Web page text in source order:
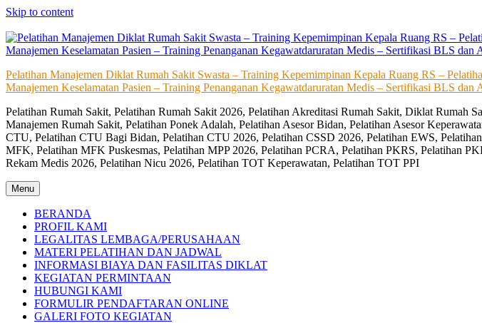
Skip to content
Pelatihan Manajemen Diklat Rumah Sakit Swasta – Training Kepemimpinan Kepala Ruang RS –
Manajemen Keselamatan Pasien – Training Penanganan Kegawatdaruratan Medis – Sertifikasi BLS dan
Pelatihan Rumah Sakit, Pelatihan Rumah Sakit 2026, Pelatihan Akreditasi Rumah Sakit, Diklat
Manajemen Rumah Sakit, Pelatihan Ponek Adalah, Pelatihan Asesor Bidan, Pelatihan Asesor
CTU, Pelatihan CTU Bagi Bidan, Pelatihan CTU 2026, Pelatihan CSSD 2026, Pelatihan EWS,
MFK, Pelatihan MFK Puskesmas, Pelatihan MPP 2026, Pelatihan PCRA, Pelatihan PKRS, Pelatihan
Rekam Medis 2026, Pelatihan Nicu 2026, Pelatihan TOT Keperawatan, Pelatihan TOT PPI
Menu
BERANDA
PROFIL KAMI
LEGALITAS LEMBAGA/PERUSAHAAN
MATERI PELATIHAN DAN JADWAL
INFORMASI BIAYA DAN FASILITAS DIKLAT
KEGIATAN PERMINTAAN
HUBUNGI KAMI
FORMULIR PENDAFTARAN ONLINE
GALERI FOTO KEGIATAN